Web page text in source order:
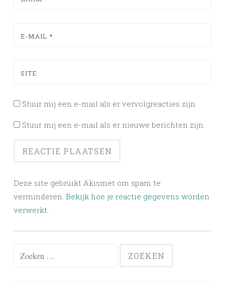
E-MAIL *
SITE
Stuur mij een e-mail als er vervolgreacties zijn.
Stuur mij een e-mail als er nieuwe berichten zijn.
Deze site gebruikt Akismet om spam te
verminderen. Bekijk hoe je reactie gegevens worden
verwerkt.
Zoeken